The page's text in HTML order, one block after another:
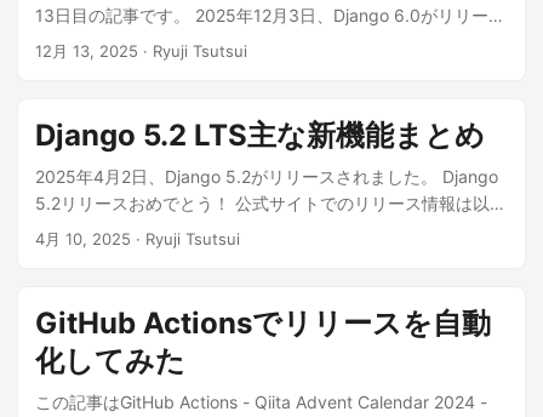
13日目の記事です。 2025年12月3日、Django 6.0がリリース
されました。 公式サイトでのリリース情報は以下を参照して
サポート期限は2027年4月です。5.2 LTSからアップデートす
るとサポート期限が短くなってしまうことに注意してくださ
い（5.2 LTSのサポート期限は2028年4月）。 サポート期限
を短くしたくない場合は、2027年4月リリース予定の6.2 LTS
までアップデートしない手もあります（6.2 LTSのサポート期
限は2030年4月）。 各バージョンのサポート期限についての
してください。 Download Django | Django ...
12月 13, 2025 · Ryuji Tsutsui
Django 5.2 LTS主な新機能まとめ
2025年4月2日、Django 5.2がリリースされました。 Django
5.2リリースおめでとう！ 公式サイトでのリリース情報は以下
を参照してください。 Django 5.2 release notes | Django
バージョンのサポート期限についての詳細は以下公式ドキュ
メント「Supported Versions」を参照してください。
Download Django | Django ...
4月 10, 2025 · Ryuji Tsutsui
GitHub Actionsでリリースを自動
化してみた
この記事はGitHub Actions - Qiita Advent Calendar 2024 -